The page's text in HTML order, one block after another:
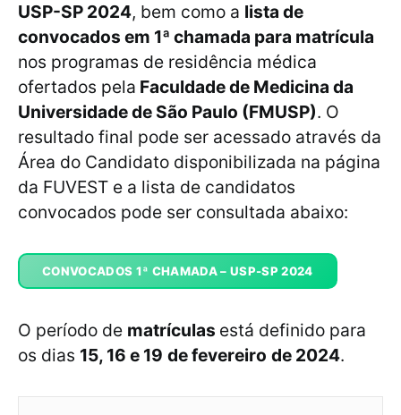
USP-SP 2024, bem como a lista de
convocados em 1ª chamada para matrícula
nos programas de residência médica
ofertados pela Faculdade de Medicina da
Universidade de São Paulo (FMUSP). O
resultado final pode ser acessado através da
Área do Candidato disponibilizada na página
da FUVEST e a lista de candidatos
convocados pode ser consultada abaixo:
CONVOCADOS 1ª CHAMADA – USP-SP 2024
O período de matrículas está definido para
os dias 15, 16 e 19 de fevereiro de 2024.